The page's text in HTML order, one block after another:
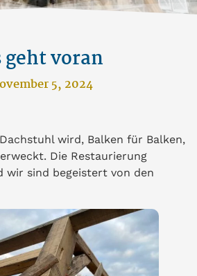
geht voran
5, 2024
wird, Balken für Balken,
Die Restaurierung
wir sind begeistert von den